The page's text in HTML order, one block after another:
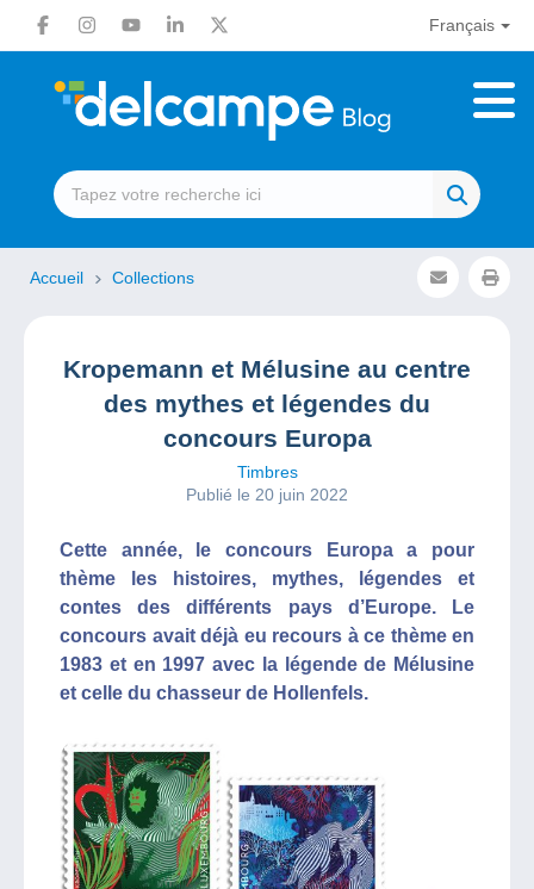
Français
Accueil Collections
Kropemann et Mélusine au centre
des mythes et légendes du
concours Europa
Timbres
Publié le 20 juin 2022
Cette année, le concours Europa a pour
thème les histoires, mythes, légendes et
contes des différents pays d’Europe. Le
concours avait déjà eu recours à ce thème en
1983 et en 1997 avec la légende de Mélusine
et celle du chasseur de Hollenfels.